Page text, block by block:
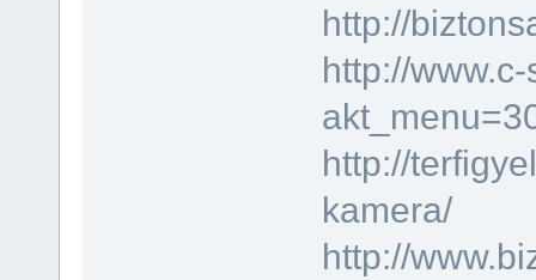
http://
http://
http://
kamera/
http://